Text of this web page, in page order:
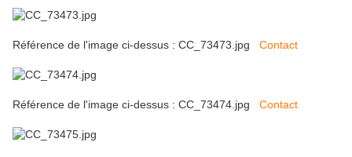
Référence de l'image ci-dessus : CC_73473.jpg Contact
Référence de l'image ci-dessus : CC_73474.jpg Contact